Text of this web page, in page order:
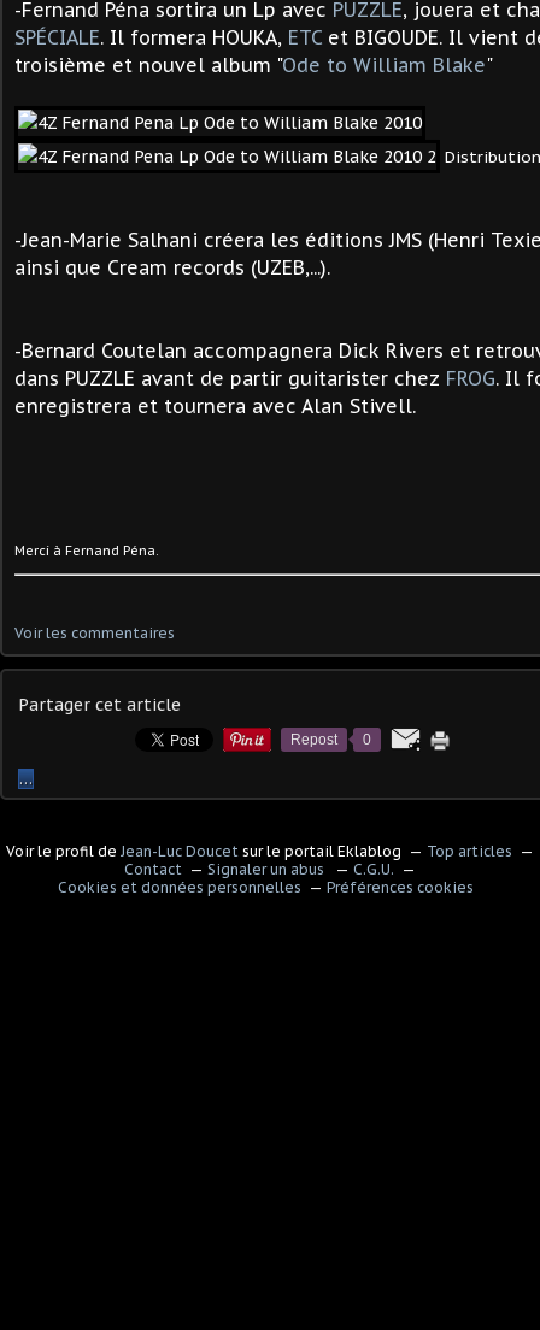
-Fernand Péna sortira un Lp avec PUZZLE, jouera et
SPÉCIALE. Il formera HOUKA, ETC et BIGOUDE. Il vient
troisième et nouvel album "Ode to William Blake"
-Jean-Marie Salhani créera les éditions JMS (Henri
ainsi que Cream records (UZEB,...).
-Bernard Coutelan accompagnera Dick Rivers et
dans PUZZLE avant de partir guitarister chez FROG. Il
enregistrera et tournera avec Alan Stivell.
Merci à Fernand Péna.
Voir les commentaires
Partager cet article
Repost 0
…
Voir le profil de Jean-Luc Doucet sur le portail Eklablog
Top articles
Contact
Signaler un abus
C.G.U.
Cookies et données personnelles
Préférences cookies